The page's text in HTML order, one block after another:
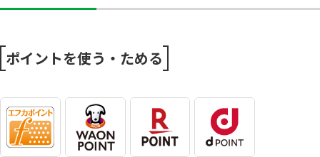
ポイントを使う・ためる